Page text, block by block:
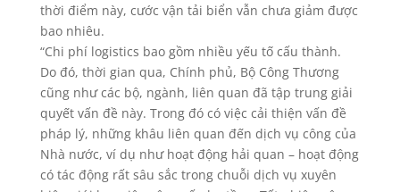
thời điểm này, cước vận tải biển vẫn chưa giảm được
bao nhiêu.
“Chi phí logistics bao gồm nhiều yếu tố cấu thành.
Do đó, thời gian qua, Chính phủ, Bộ Công Thương
cũng như các bộ, ngành, liên quan đã tập trung giải
quyết vấn đề này. Trong đó có việc cải thiện vấn đề
pháp lý, những khâu liên quan đến dịch vụ công của
Nhà nước, ví dụ như hoạt động hải quan – hoạt động
có tác động rất sâu sắc trong chuỗi dịch vụ xuyên